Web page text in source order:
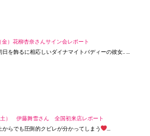
）花柳杏奈さんサイン会レポート
日を飾るに相応しいダイナマイトバディーの彼女.. …
土） 伊藤舞雪さん 全国初来店レポート
からでも圧倒的クビレが分かってしまう